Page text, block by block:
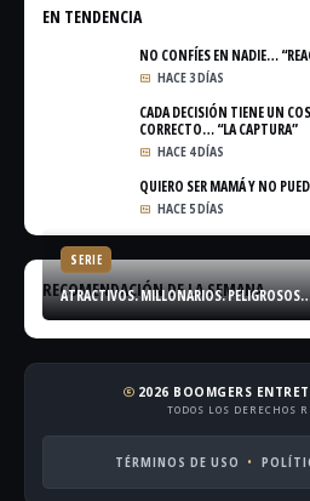
EN TENDENCIA
NO CONFÍES EN NADIE…
HACE 3 DÍAS
CADA DECISIÓN TIENE UN
CORRECTO… “LA CAPTURA”
HACE 4 DÍAS
QUIERO SER MAMÁ Y NO
HACE 5 DÍAS
RECOMENDACIÓN DE LA SEMANA
SERIE
ATRACTIVOS. MILLONARIOS.
copyright 2026 BOOMGERS
TODOS LOS DERECHOS
TÉRMINOS DE USO